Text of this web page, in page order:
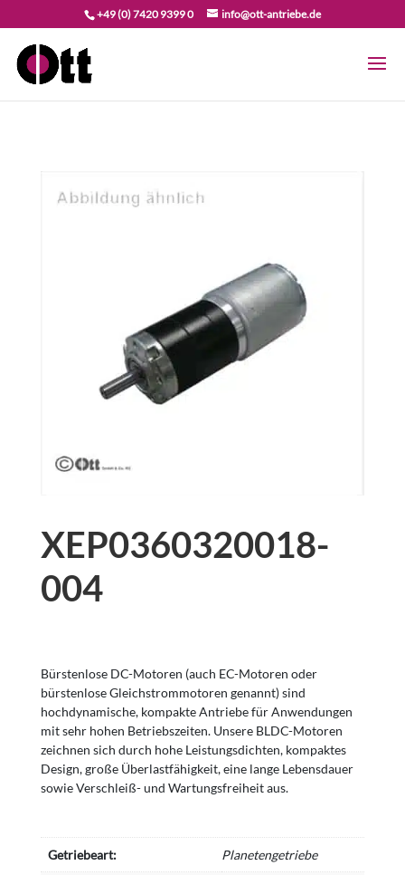
+49 (0) 7420 9399 0 info@ott-antriebe.de
XEP0360320018-
004
Bürstenlose DC-Motoren (auch EC-Motoren oder
bürstenlose Gleichstrommotoren genannt) sind
hochdynamische, kompakte Antriebe für Anwendungen
mit sehr hohen Betriebszeiten. Unsere BLDC-Motoren
zeichnen sich durch hohe Leistungsdichten, kompaktes
Design, große Überlastfähigkeit, eine lange Lebensdauer
sowie Verschleiß- und Wartungsfreiheit aus.
Getriebeart: Planetengetriebe